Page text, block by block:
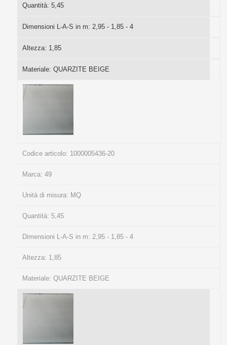
Quantità: 5,45
Dimensioni L-A-S in m: 2,95 - 1,85 - 4
Altezza: 1,85
Materiale: QUARZITE BEIGE
Codice articolo: 1000005436-20
Marca: 49
Unità di misura: MQ
Quantità: 5,45
Dimensioni L-A-S in m: 2,95 - 1,85 - 4
Altezza: 1,85
Materiale: QUARZITE BEIGE